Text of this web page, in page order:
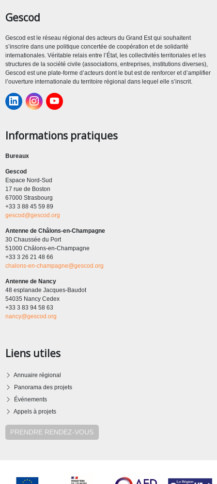
Gescod
Gescod est le réseau régional des acteurs du Grand Est qui souhaitent
s’inscrire dans une politique concertée de coopération et de solidarité
internationales. Véritable relais entre l’État, les collectivités territoriales et les
structures de la société civile (associations, entreprises, institutions diverses),
Gescod est une plate-forme d’acteurs dont le but est de renforcer et d’amplifier
l’ouverture internationale du territoire régional dans lequel elle s’inscrit.
Informations pratiques
Bureaux
Gescod
Espace Nord-Sud
17 rue de Boston
67000 Strasbourg
+33 3 88 45 59 89
gescod@gescod.org
Antenne de Châlons-en-Champagne
30 Chaussée du Port
51000 Châlons-en-Champagne
+33 3 26 21 48 66
chalons-en-champagne@gescod.org
Antenne de Nancy
48 esplanade Jacques-Baudot
54035 Nancy Cedex
+33 3 83 94 58 63
nancy@gescod.org
Liens utiles
Annuaire régional
Panorama des projets
Événements
Appels à projets
PRENDRE RENDEZ-VOUS